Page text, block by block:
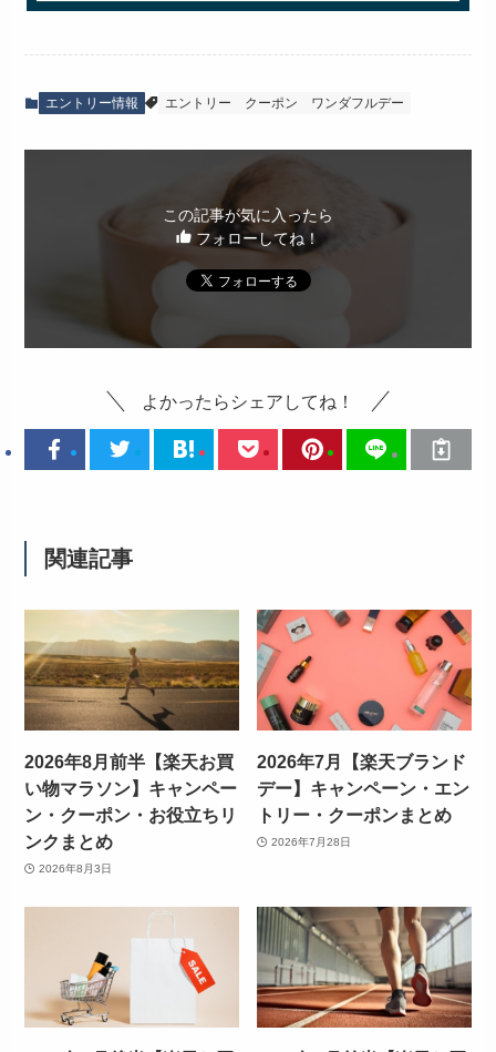
エントリー情報 エントリー クーポン ワンダフルデー
この記事が気に入ったら
フォローしてね！
よかったらシェアしてね！
関連記事
2026年8月前半【楽天お買
い物マラソン】キャンペー
ン・クーポン・お役立ちリ
ンクまとめ
2026年8月3日
2026年7月【楽天ブランド
デー】キャンペーン・エン
トリー・クーポンまとめ
2026年7月28日